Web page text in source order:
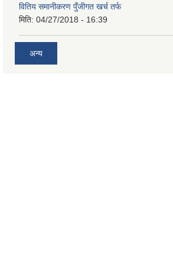
वितिय समानीकरण पुँजीगत खर्च तर्फ
मिति: 04/27/2018 - 16:39
अन्य